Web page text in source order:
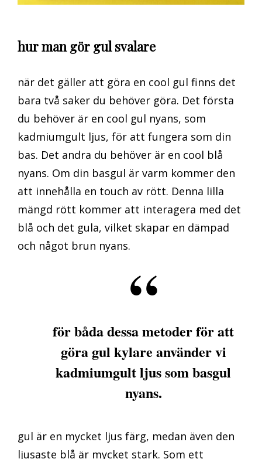
hur man gör gul svalare
när det gäller att göra en cool gul finns det
bara två saker du behöver göra. Det första
du behöver är en cool gul nyans, som
kadmiumgult ljus, för att fungera som din
bas. Det andra du behöver är en cool blå
nyans. Om din basgul är varm kommer den
att innehålla en touch av rött. Denna lilla
mängd rött kommer att interagera med det
blå och det gula, vilket skapar en dämpad
och något brun nyans.
för båda dessa metoder för att
göra gul kylare använder vi
kadmiumgult ljus som basgul
nyans.
gul är en mycket ljus färg, medan även den
ljusaste blå är mycket stark. Som ett